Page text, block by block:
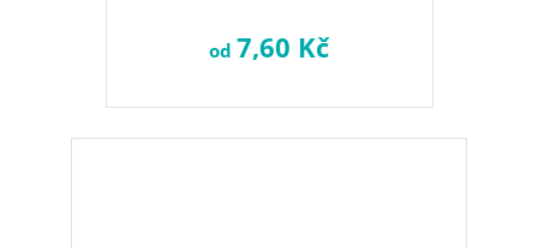
od 7,60 Kč